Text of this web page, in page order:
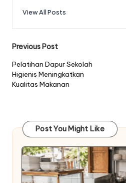
View All Posts
Post
navigation
Previous Post
Pelatihan Dapur Sekolah
Higienis Meningkatkan
Kualitas Makanan
Post You Might Like